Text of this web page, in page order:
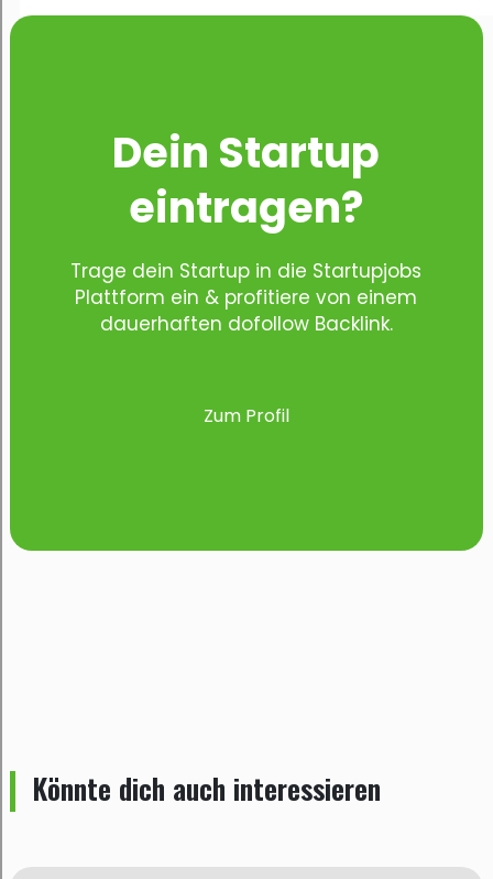
Dein Startup
eintragen?
Trage dein Startup in die Startupjobs
Plattform ein & profitiere von einem
dauerhaften dofollow Backlink.
Zum Profil
Könnte dich auch interessieren